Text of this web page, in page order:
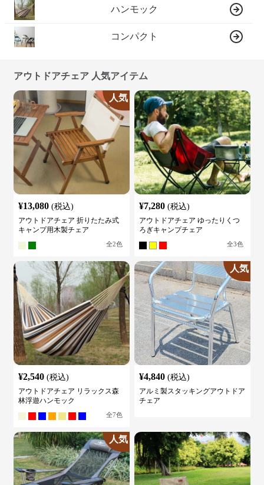
ハンモック
コンパクト
アウトドアチェア 人気アイテム
人気
¥13,080 (税込)
アウトドアチェア 折りたたみ式
キャンプ用木製チェア
全2色
¥7,280 (税込)
アウトドアチェア ゆったりくつ
ろぎキャンプチェア
全3色
¥2,540 (税込)
アウトドアチェア リラックス森
林浮遊ハンモック
全7色
人気
¥4,840 (税込)
アルミ製スタッキングアウトドア
チェア
人気